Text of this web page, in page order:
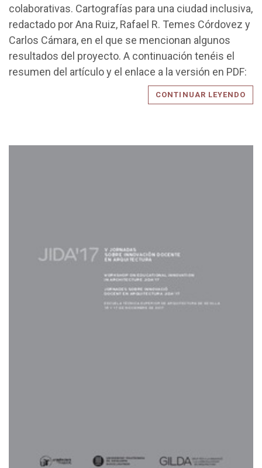
colaborativas. Cartografías para una ciudad inclusiva,
redactado por Ana Ruiz, Rafael R. Temes Córdovez y
Carlos Cámara, en el que se mencionan algunos
resultados del proyecto. A continuación tenéis el
resumen del artículo y el enlace a la versión en PDF:
CONTINUAR LEYENDO